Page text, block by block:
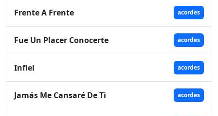
Frente A Frente acordes
Fue Un Placer Conocerte acordes
Infiel acordes
Jamás Me Cansaré De Ti acordes